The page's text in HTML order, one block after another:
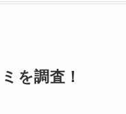
を調査！